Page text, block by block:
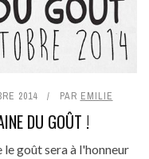
2014 PAR EMILIE
DU GOÛT !
goût sera à l'honneur